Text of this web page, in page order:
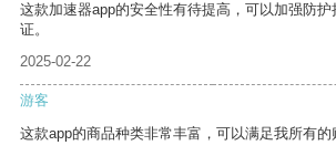
这款加速器app的安全性有待提高，可以加强防
证。
2025-02-22
游客
这款app的商品种类非常丰富，可以满足我所有的